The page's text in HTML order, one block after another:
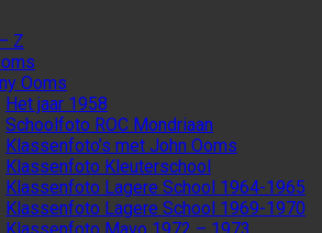
Z
Ooms
Het jaar 1958
Schoolfoto ROC Mondriaan
Klassenfoto’s met John Ooms
Klassenfoto Kleuterschool
Klassenfoto Lagere School 1964-1965
Klassenfoto Lagere School 1969-1970